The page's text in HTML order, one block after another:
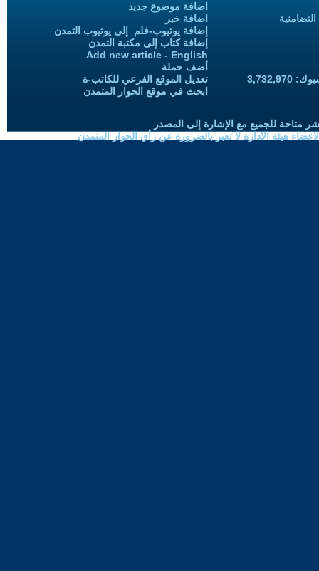
اضافة موضوع جديد
اضافة خبر
إضافة يوتيوب-فلم إلى يوتيوب التمدن
إضافة كتاب إلى مكتبة التمدن
Add new article - English
أضف حملة
تعديل الموقع الفرعي للكاتب-ة
ابحث في موقع الحوار المتمدن
متاحة للجميع مع الإشارة إلى المصدر
هيئة الادارة لا تعبر بالضرورة عن رأي الحوار المتمدن